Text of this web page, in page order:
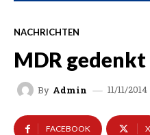
NACHRICHTEN
MDR
By Admin 11/11/2014
FACEBOOK X